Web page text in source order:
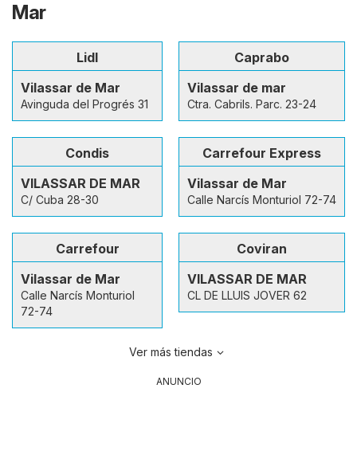
Mar
Lidl
Vilassar de Mar
Avinguda del Progrés 31
Caprabo
Vilassar de mar
Ctra. Cabrils. Parc. 23-24
Condis
VILASSAR DE MAR
C/ Cuba 28-30
Carrefour Express
Vilassar de Mar
Calle Narcís Monturiol 72-74
Carrefour
Vilassar de Mar
Calle Narcís Monturiol
72-74
Coviran
VILASSAR DE MAR
CL DE LLUIS JOVER 62
Ver más tiendas
ANUNCIO